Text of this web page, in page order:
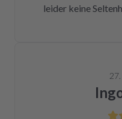
leider keine
Modell und Fehler
ich die Wahl,
139€ zu kaufen